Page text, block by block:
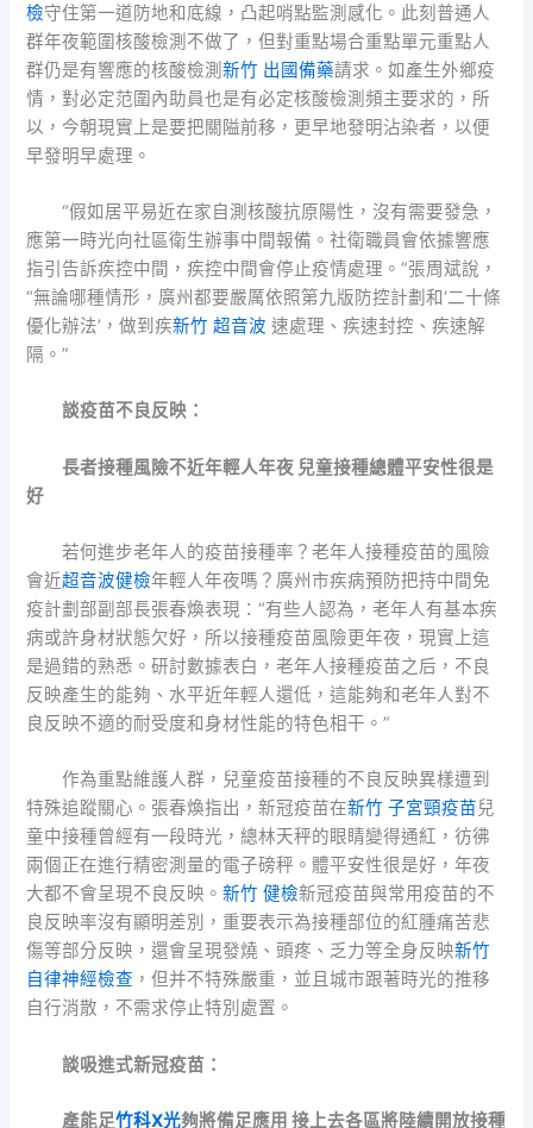
檢守住第一道防地和底線，凸起哨點監測感化。此刻普通人
群年夜範圍核酸檢測不做了，但對重點場合重點單元重點人
群仍是有響應的核酸檢測新竹 出國備藥請求。如產生外鄉疫
情，對必定范圍內助員也是有必定核酸檢測頻主要求的，所
以，今朝現實上是要把關隘前移，更早地發明沾染者，以便
早發明早處理。
“假如居平易近在家自測核酸抗原陽性，沒有需要發急，
應第一時光向社區衛生辦事中間報備。社衛職員會依據響應
指引告訴疾控中間，疾控中間會停止疫情處理。”張周斌說，
“無論哪種情形，廣州都要嚴厲依照第九版防控計劃和‘二十條
優化辦法’，做到疾新竹 超音波速處理、疾速封控、疾速解
隔。”
談疫苗不良反映：
長者接種風險不近年輕人年夜 兒童接種總體平安性很是
好
若何進步老年人的疫苗接種率？老年人接種疫苗的風險
會近超音波健檢年輕人年夜嗎？廣州市疾病預防把持中間免
疫計劃部副部長張春煥表現：“有些人認為，老年人有基本疾
病或許身材狀態欠好，所以接種疫苗風險更年夜，現實上這
是過錯的熟悉。研討數據表白，老年人接種疫苗之后，不良
反映產生的能夠、水平近年輕人還低，這能夠和老年人對不
良反映不適的耐受度和身材性能的特色相干。”
作為重點維護人群，兒童疫苗接種的不良反映異樣遭到
特殊追蹤關心。張春煥指出，新冠疫苗在新竹 子宮頸疫苗兒
童中接種曾經有一段時光，總林天秤的眼睛變得通紅，彷彿
兩個正在進行精密測量的電子磅秤。體平安性很是好，年夜
大都不會呈現不良反映。新竹 健檢新冠疫苗與常用疫苗的不
良反映率沒有顯明差別，重要表示為接種部位的紅腫痛苦悲
傷等部分反映，還會呈現發燒、頭疼、乏力等全身反映新竹
自律神經檢查 ，但并不特殊嚴重，並且城市跟著時光的推移
自行消散，不需求停止特別處置。
談吸進式新冠疫苗：
產能足竹科X光夠將備足應用 接上去各區將陸續開放接種